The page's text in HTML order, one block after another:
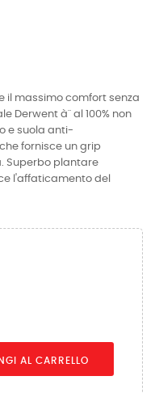
il massimo comfort senza
Derwent à¨ al 100% non
e suola anti-
fornisce un grip
Superbo plantare
l'affaticamento del
AL CARRELLO